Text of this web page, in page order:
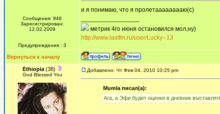
Сообщения: 946
Зарегистрирован:
12.02.2009
Предупреждения : 3
и я понимаю, что я пролетааааааааю(с)
метрик 4го июня остановился мол,ну)
http://www.lastfm.ru/user/Lucky--13
Вернуться к началу
Ethiopia(38)
God Blessed You
Добавлено: Чт Фев 04, 2010 10:25 pm
Mumla писал(а):
Ага, а Эфи будет оценки в дневник